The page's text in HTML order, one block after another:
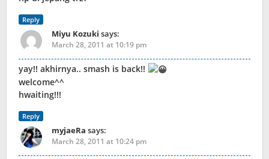
Reply
Miyu Kozuki says:
March 28, 2011 at 10:19 pm
yay!! akhirnya.. smash is back!!
welcome^^
hwaiting!!!
Reply
myjaeRa says:
March 28, 2011 at 10:24 pm